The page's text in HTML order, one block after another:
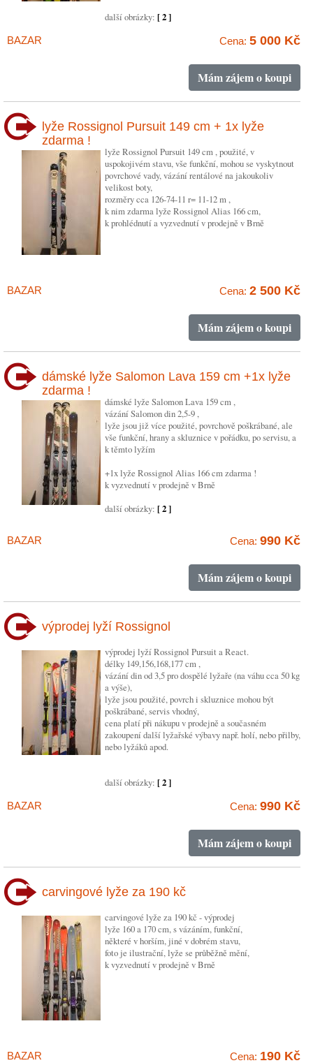
další obrázky: [ 2 ]
BAZAR Cena: 5 000 Kč
Mám zájem o koupi
lyže Rossignol Pursuit 149 cm + 1x lyže
zdarma !
lyže Rossignol Pursuit 149 cm , použité, v
uspokojivém stavu, vše funkční, mohou se vyskytnout
povrchové vady, vázání rentálové na jakoukoliv
velikost boty,
rozměry cca 126-74-11 r= 11-12 m ,
k nim zdarma lyže Rossignol Alias 166 cm,
k prohlédnutí a vyzvednutí v prodejně v Brně
BAZAR Cena: 2 500 Kč
Mám zájem o koupi
dámské lyže Salomon Lava 159 cm +1x lyže
zdarma !
dámské lyže Salomon Lava 159 cm ,
vázání Salomon din 2,5-9 ,
lyže jsou již více použité, povrchově poškrábané, ale
vše funkční, hrany a skluznice v pořádku, po servisu, a
k těmto lyžím
+1x lyže Rossignol Alias 166 cm zdarma !
k vyzvednutí v prodejně v Brně
další obrázky: [ 2 ]
BAZAR Cena: 990 Kč
Mám zájem o koupi
výprodej lyží Rossignol
výprodej lyží Rossignol Pursuit a React.
délky 149,156,168,177 cm ,
vázání din od 3,5 pro dospělé lyžaře (na váhu cca 50 kg
a výše),
lyže jsou použité, povrch i skluznice mohou být
poškrábané, servis vhodný,
cena platí při nákupu v prodejně a současném
zakoupení další lyžařské výbavy např. holí, nebo přilby,
nebo lyžáků apod.
další obrázky: [ 2 ]
BAZAR Cena: 990 Kč
Mám zájem o koupi
carvingové lyže za 190 kč
carvingové lyže za 190 kč - výprodej
lyže 160 a 170 cm, s vázáním, funkční,
některé v horším, jiné v dobrém stavu,
foto je ilustrační, lyže se průběžně mění,
k vyzvednutí v prodejně v Brně
BAZAR Cena: 190 Kč